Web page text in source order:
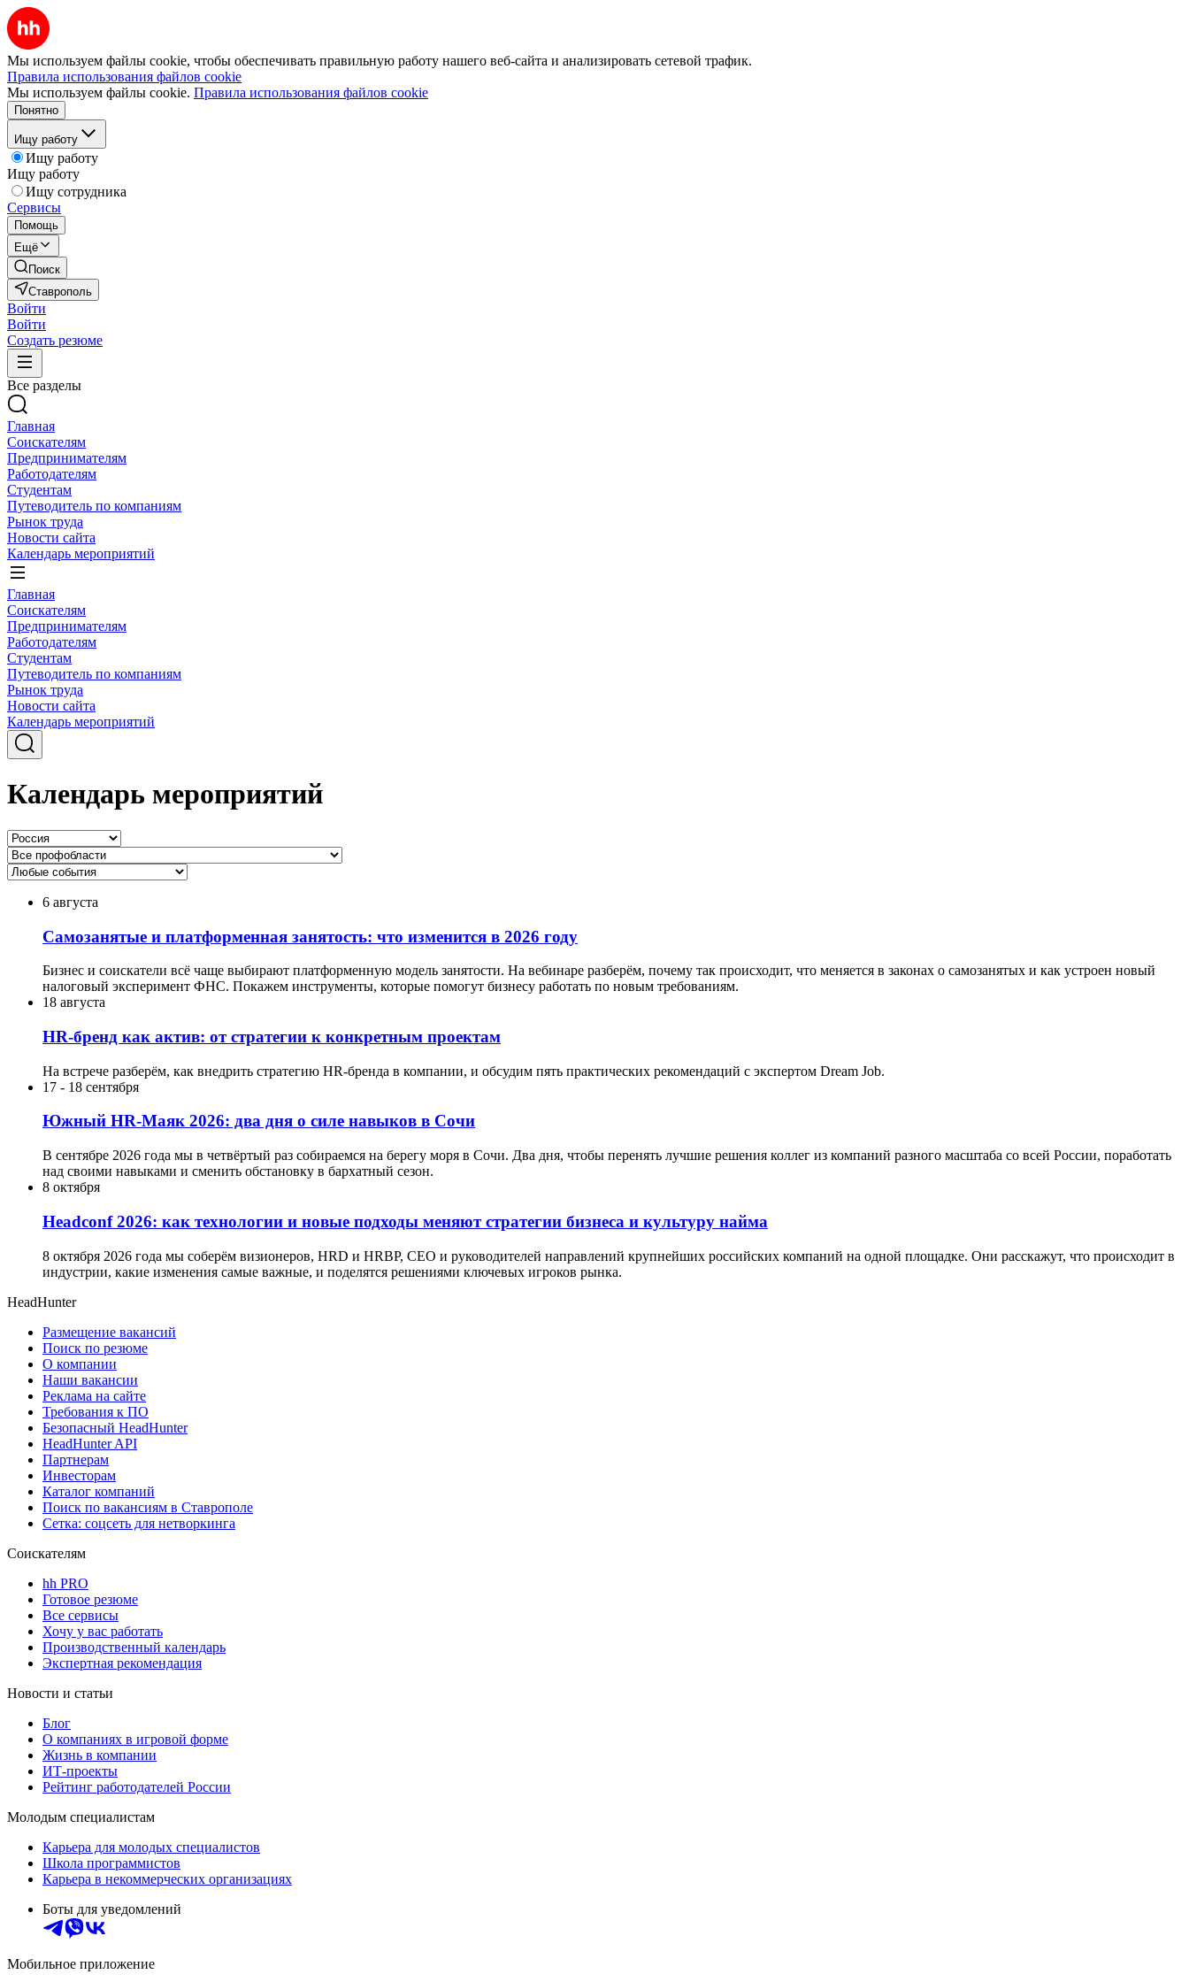
Мы используем файлы cookie, чтобы обеспечивать правильную работу нашего веб-сайта и анализировать сетевой трафик.
Правила использования файлов cookie
Мы используем файлы cookie. Правила использования файлов cookie
Понятно
Ищу работу
Ищу работу
Ищу работу
Ищу сотрудника
Сервисы
Помощь
Ещё
Поиск
Ставрополь
Войти
Войти
Создать резюме
Все разделы
Главная
Соискателям
Предпринимателям
Работодателям
Студентам
Путеводитель по компаниям
Рынок труда
Новости сайта
Календарь мероприятий
Главная
Соискателям
Предпринимателям
Работодателям
Студентам
Путеводитель по компаниям
Рынок труда
Новости сайта
Календарь мероприятий
Календарь мероприятий
6 августа
Самозанятые и платформенная занятость: что изменится в 2026 году
Бизнес и соискатели всё чаще выбирают платформенную модель занятости. На вебинаре разберём, почему так происходит, что меняется в законах о самозанятых и как устроен новый
налоговый эксперимент ФНС. Покажем инструменты, которые помогут бизнесу работать по новым требованиям.
18 августа
HR-бренд как актив: от стратегии к конкретным проектам
На встрече разберём, как внедрить стратегию HR-бренда в компании, и обсудим пять практических рекомендаций с экспертом Dream Job.
17 - 18 сентября
Южный HR-Маяк 2026: два дня о силе навыков в Сочи
В сентябре 2026 года мы в четвёртый раз собираемся на берегу моря в Сочи. Два дня, чтобы перенять лучшие решения коллег из компаний разного масштаба со всей России, поработать
над своими навыками и сменить обстановку в бархатный сезон.
8 октября
Headсonf 2026: как технологии и новые подходы меняют стратегии бизнеса и культуру найма
8 октября 2026 года мы соберём визионеров, HRD и HRBP, СЕО и руководителей направлений крупнейших российских компаний на одной площадке. Они расскажут, что происходит в
индустрии, какие изменения самые важные, и поделятся решениями ключевых игроков рынка.
HeadHunter
Размещение вакансий
Поиск по резюме
О компании
Наши вакансии
Реклама на сайте
Требования к ПО
Безопасный HeadHunter
HeadHunter API
Партнерам
Инвесторам
Каталог компаний
Поиск по вакансиям в Ставрополе
Сетка: соцсеть для нетворкинга
Соискателям
hh PRO
Готовое резюме
Все сервисы
Хочу у вас работать
Производственный календарь
Экспертная рекомендация
Новости и статьи
Блог
О компаниях в игровой форме
Жизнь в компании
ИТ-проекты
Рейтинг работодателей России
Молодым специалистам
Карьера для молодых специалистов
Школа программистов
Карьера в некоммерческих организациях
Боты для уведомлений
Мобильное приложение